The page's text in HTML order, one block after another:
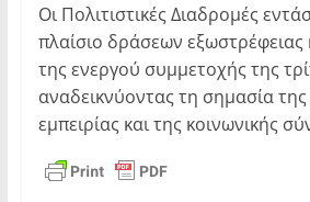
Οι Πολιτιστικές Διαδρομές
πλαίσιο δράσεων εξωστρέφειας
της ενεργού συμμετοχής της
αναδεικνύοντας τη σημασία της
εμπειρίας και της κοινωνικής